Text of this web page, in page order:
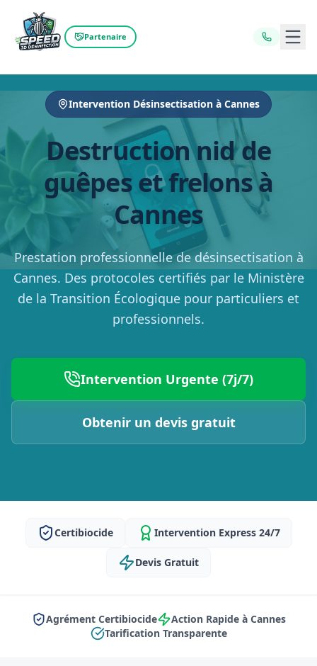
Partenaire
Intervention Désinsectisation à Cannes
Destruction nid de
guêpes et frelons à
Cannes
Prestation professionnelle de désinsectisation à
Cannes. Des protocoles certifiés par le Ministère
de la Transition Écologique pour particuliers et
professionnels.
Intervention Urgente (7j/7)
Obtenir un devis gratuit
Certibiocide Intervention Express 24/7
Devis Gratuit
Agrément Certibiocide
Action Rapide à Cannes
Tarification Transparente